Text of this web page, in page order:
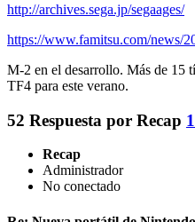
http://archives.sega.jp/segaages/
https://www.famitsu.com/news/
M-2 en el desarrollo. Más de 15
TF4 para este verano.
52 Respuesta por Recap
Recap
Administrador
No conectado